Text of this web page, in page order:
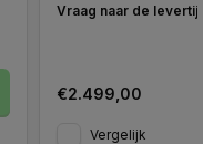
Vraag naar de
€2.499,00
Vergelijk